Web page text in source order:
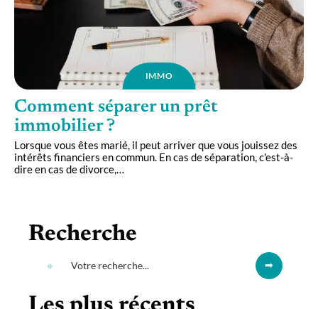
IMMO
Comment séparer un prêt
immobilier ?
Lorsque vous êtes marié, il peut arriver que vous jouissez des
intérêts financiers en commun. En cas de séparation, c'est-à-
dire en cas de divorce,…
Recherche